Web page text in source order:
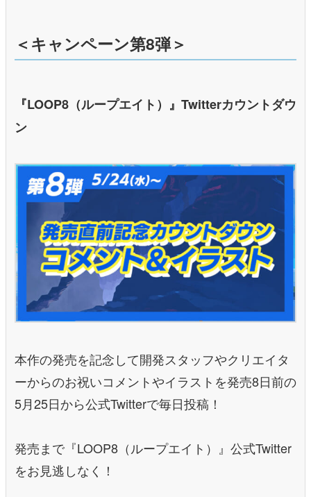
＜キャンペーン第8弾＞
『LOOP8（ループエイト）』Twitterカウントダウ
ン
本作の発売を記念して開発スタッフやクリエイタ
ーからのお祝いコメントやイラストを発売8日前の
5月25日から公式Twitterで毎日投稿！
発売まで『LOOP8（ループエイト）』公式Twitter
をお見逃しなく！